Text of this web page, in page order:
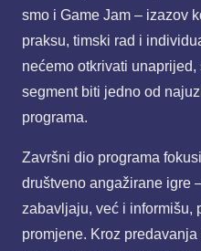
smo i Game Jam – izazov
praksu, timski rad i
nećemo otkrivati
segment biti jedno od
programa.
Završni dio programa
društveno angažirane igre
zabavljaju, već i informišu,
promjene. Kroz